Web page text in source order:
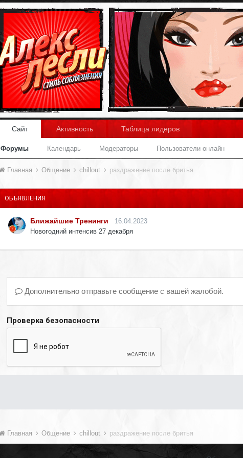
Сайт
Форумы Календарь Модераторы Пользователи онлайн
Активность Таблица лидеров
Главная Общение chillout раздражение после бритья
ОБЪЯВЛЕНИЯ
Ближайшие Тренинги
16.04.2023
Новогодний интенсив 27 декабря
Дополнительно отправьте сообщение с вашей жалобой.
Проверка безопасности
Главная Общение chillout раздражение после бритья